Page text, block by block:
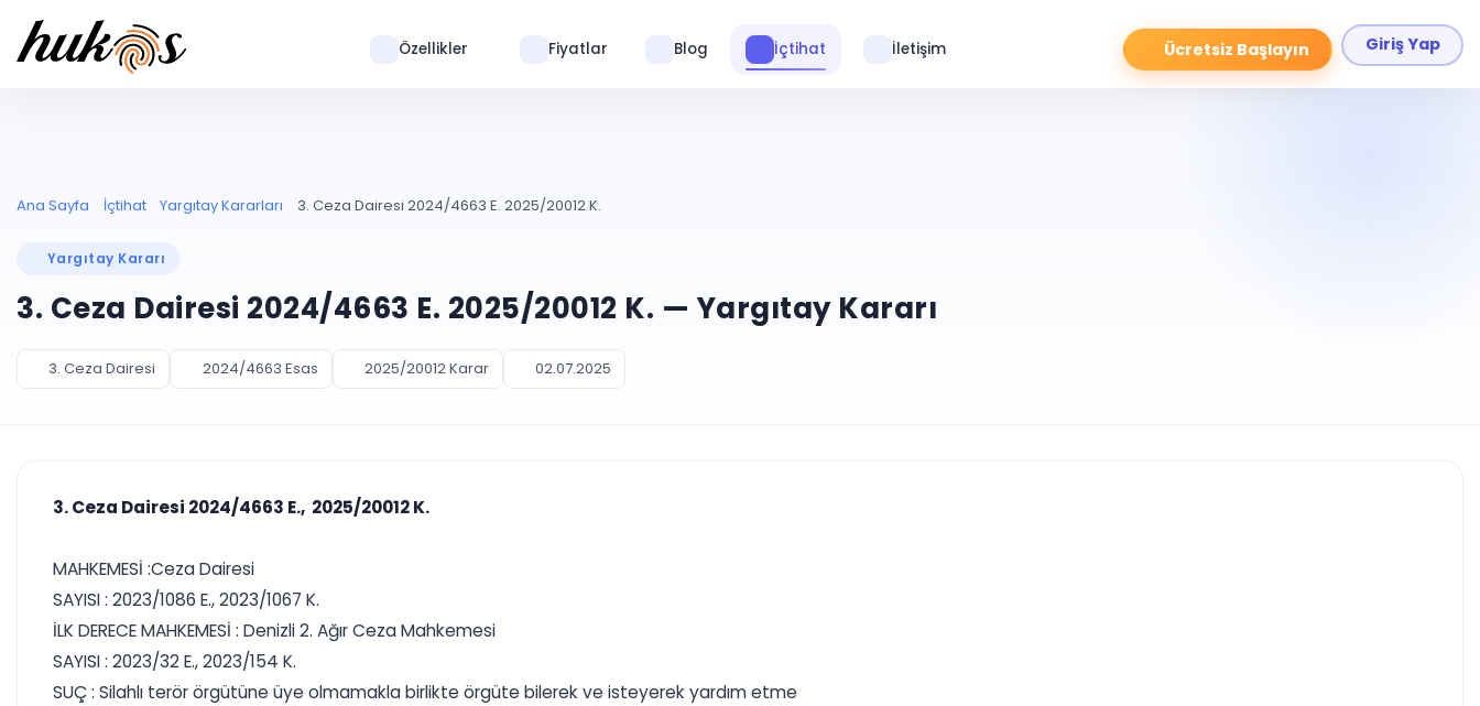
Ücretsiz Başlayın Giriş Yap
Özellikler Fiyatlar Blog İçtihat İletişim
Ana Sayfa İçtihat Yargıtay Kararları 3. Ceza Dairesi 2024/4663 E. 2025/20012 K.
Yargıtay Kararı
3. Ceza Dairesi 2024/4663 E. 2025/20012 K. — Yargıtay Kararı
3. Ceza Dairesi 2024/4663 Esas 2025/20012 Karar 02.07.2025
3. Ceza Dairesi 2024/4663 E., 2025/20012 K.
MAHKEMESİ :Ceza Dairesi
SAYISI : 2023/1086 E., 2023/1067 K.
İLK DERECE MAHKEMESİ : Denizli 2. Ağır Ceza Mahkemesi
SAYISI : 2023/32 E., 2023/154 K.
SUÇ : Silahlı terör örgütüne üye olmamakla birlikte örgüte bilerek ve isteyerek yardım etme